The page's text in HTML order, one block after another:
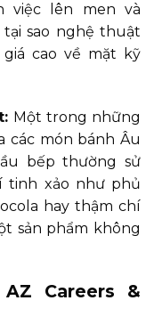
việc lên men và
sao nghệ thuật
cao về mặt kỹ
Một trong những
các món bánh Âu
bếp thường sử
xảo như phủ
hay thậm chí
sản phẩm không
Careers &